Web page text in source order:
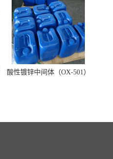
酸性镀锌中间体（OX-501）